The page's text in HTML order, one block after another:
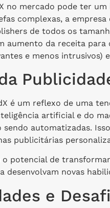
no mercado pode ter
complexas, a
de todos os
aumento da receita
e menos
é um reflexo de uma
artificial e do
sendo automatizadas.
publicitárias
o potencial de
desenvolvam novas
e